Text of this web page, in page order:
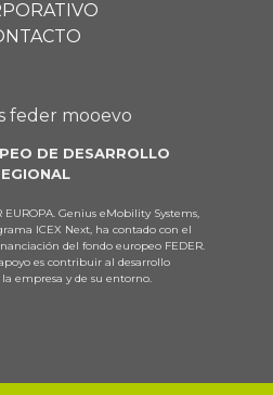
DE DESARROLLO
EUROPA. Genius eMobility Systems,
ICEX Next, ha contado con el
del fondo europeo FEDER.
es contribuir al desarrollo
empresa y de su entorno.